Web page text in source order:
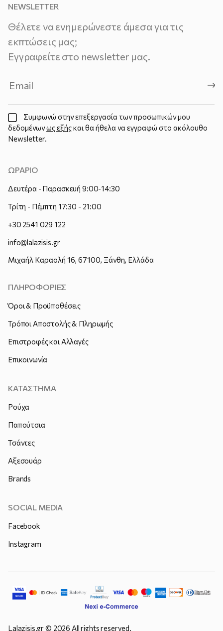
NEWSLETTER
Θέλετε να ενημερώνεστε άμεσα για τις
εκπτώσεις μας;
Εγγραφείτε στο newsletter μας.
Συμφωνώ στην επεξεργασία των προσωπικών μου
δεδομένωνως εξήςκαι θα ήθελα να εγγραφώ στο ακόλουθο
Newsletter.
ΩΡΑΡΙΟ
Δευτέρα - Παρασκευή 9:00-14:30
Τρίτη - Πέμπτη 17:30 - 21:00
+30 2541 029 122
info@lalazisis.gr
Μιχαήλ Καραολή 16, 67100, Ξάνθη, Ελλάδα
ΠΛΗΡΟΦΟΡΙΕΣ
Όροι & Προϋποθέσεις
Τρόποι Αποστολής & Πληρωμής
Επιστροφές και Αλλαγές
Επικοινωνία
ΚΑΤΑΣΤΗΜΑ
Ρούχα
Παπούτσια
Τσάντες
Αξεσουάρ
Brands
SOCIAL MEDIA
Facebook
Instagram
Lalazisis.gr © 2026 All rights reserved.